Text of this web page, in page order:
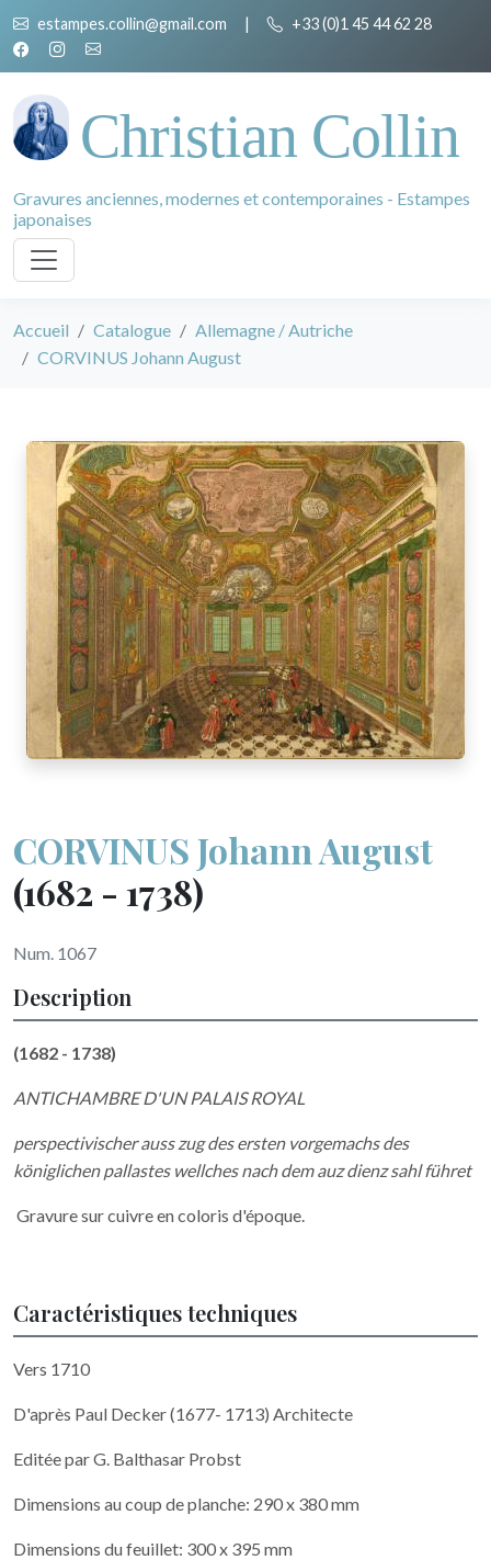
estampes.collin@gmail.com | +33 (0)1 45 44 62 28
Christian Collin
Gravures anciennes, modernes et contemporaines - Estampes
japonaises
Accueil Catalogue
Allemagne / Autriche
CORVINUS Johann August
CORVINUS Johann August
(1682 - 1738)
Num. 1067
Description
(1682 - 1738)
ANTICHAMBRE D'UN PALAIS ROYAL
perspectivischer auss zug des ersten vorgemachs des
königlichen pallastes wellches nach dem auz dienz sahl führet
Gravure sur cuivre en coloris d'époque.
Caractéristiques techniques
Vers 1710
D'après Paul Decker (1677- 1713) Architecte
Editée par G. Balthasar Probst
Dimensions au coup de planche: 290 x 380 mm
Dimensions du feuillet: 300 x 395 mm